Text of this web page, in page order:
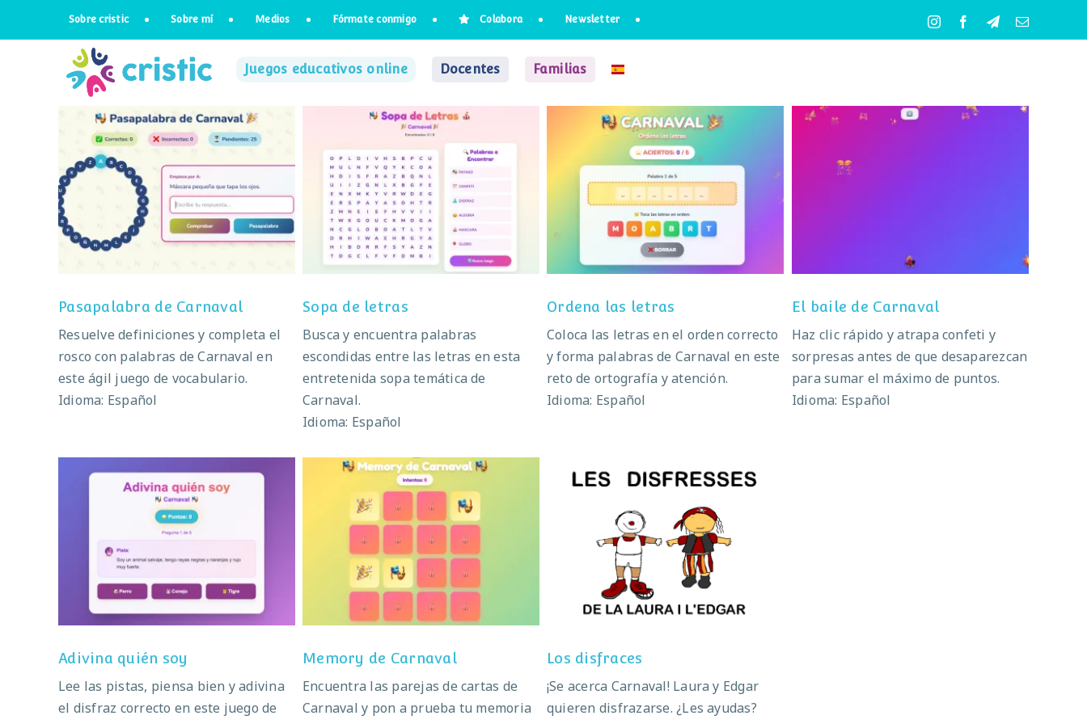
Sobre cristic Sobre mí Medios Fórmate conmigo Colabora Newsletter InstagramFacebookTelegramCorreo
Juegos educativos online Docentes Familias
Pasapalabra de Carnaval
Pasapalabra de Carnaval
Resuelve definiciones y completa el
rosco con palabras de Carnaval en
este ágil juego de vocabulario.
Idioma: Español
Sopa de letras
Sopa de letras
Busca y encuentra palabras
escondidas entre las letras en esta
entretenida sopa temática de
Carnaval.
Idioma: Español
Ordena las letras
Ordena las letras
Coloca las letras en el orden correcto
y forma palabras de Carnaval en este
reto de ortografía y atención.
Idioma: Español
El baile de Carnaval
Haz clic rápido y atrapa confeti y
sorpresas antes de que desaparezcan
para sumar el máximo de puntos.
Idioma: Español
Adivina quién soy
Adivina quién soy
Lee las pistas, piensa bien y adivina
el disfraz correcto en este juego de
Memory de Carnaval
Memory de Carnaval
Encuentra las parejas de cartas de
Carnaval y pon a prueba tu memoria
Los disfraces
Los disfraces
¡Se acerca Carnaval! Laura y Edgar
quieren disfrazarse. ¿Les ayudas?